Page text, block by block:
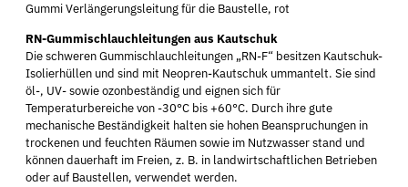
Gummi Verlängerungsleitung für die Baustelle, rot
RN-Gummischlauchleitungen aus Kautschuk
Die schweren Gummischlauchleitungen „RN-F“ besitzen Kautschuk-
Isolierhüllen und sind mit Neopren-Kautschuk ummantelt. Sie sind
öl-, UV- sowie ozonbeständig und eignen sich für
Temperaturbereiche von -30°C bis +60°C. Durch ihre gute
mechanische Beständigkeit halten sie hohen Beanspruchungen in
trockenen und feuchten Räumen sowie im Nutzwasser stand und
können dauerhaft im Freien, z. B. in landwirtschaftlichen Betrieben
oder auf Baustellen, verwendet werden.